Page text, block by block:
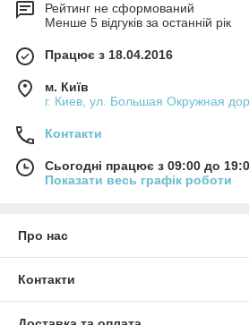
Рейтинг не сформований
Менше 5 відгуків за останній рік
Працює з 18.04.2016
м. Київ
г. Киев, ул. Большая Окружная
Контакти
Сьогодні працює з 09:00 до
Показати весь графік роботи
Про нас
Контакти